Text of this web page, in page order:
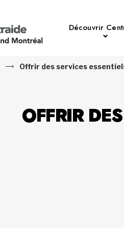
Découvrir
Offrir des services
OFFRIR